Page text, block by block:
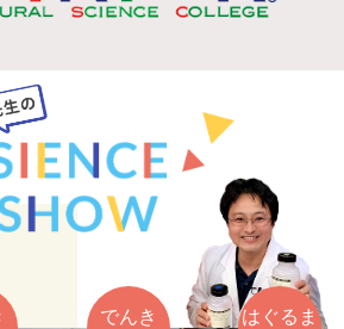
でんき はぐるま